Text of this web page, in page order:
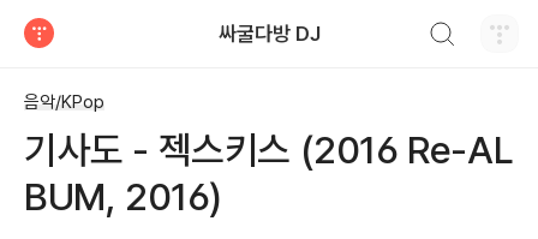
싸굴다방 DJ
음악/KPop
기사도 - 젝스키스 (2016 Re-AL
BUM, 2016)